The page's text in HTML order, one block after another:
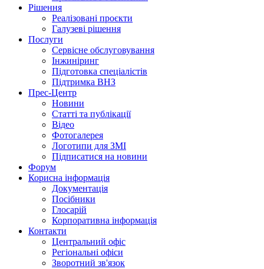
Рішення
Реалізовані проєкти
Галузеві рішення
Послуги
Сервісне обслуговування
Інжиніринг
Підготовка спеціалістів
Підтримка ВНЗ
Прес-Центр
Новини
Статті та публікації
Відео
Фотогалерея
Логотипи для ЗМІ
Підписатися на новини
Форум
Корисна інформація
Документація
Посібники
Глосарій
Корпоративна інформація
Контакти
Центральний офіс
Регіональні офіси
Зворотний зв'язок